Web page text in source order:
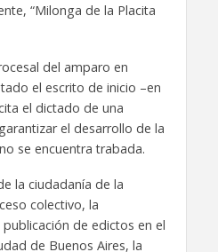
“Milonga de la Placita
del amparo en
el escrito de inicio –en
el dictado de una
el desarrollo de la
se encuentra trabada.
la ciudadanía de la
colectivo, la
de edictos en el
de Buenos Aires, la